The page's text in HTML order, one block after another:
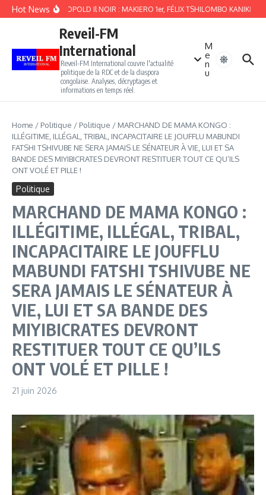
Aller au contenu
Hot News
CRUEL LÉOPOLD Il NOIR : MAKIERO 1er, FÉLIX TSHILOMBO KANIKI
Reveil-FM
International
Reveil-FM International couvre l'actualité
politique de la RDC et de la diaspora
congolaise. Analyses, décryptages et
informations en temps réel.
M
e
n
u
Home / Politique / Politique / MARCHAND DE MAMA KONGO :
ILLÉGITIME, ILLÉGAL, TRIBAL, INCAPACITAIRE LE JOUFFLU MABUNDI
FATSHI TSHIVUBE NE SERA JAMAIS LE SÉNATEUR À VIE, LUI ET SA
BANDE DES MIYIBICRATES DEVRONT RESTITUER TOUT CE QU’ILS
ONT VOLÉ ET PILLE !
Politique
MARCHAND DE MAMA KONGO :
ILLÉGITIME, ILLÉGAL, TRIBAL,
INCAPACITAIRE LE JOUFFLU
MABUNDI FATSHI TSHIVUBE NE
SERA JAMAIS LE SÉNATEUR À
VIE, LUI ET SA BANDE DES
MIYIBICRATES DEVRONT
RESTITUER TOUT CE QU’ILS
ONT VOLÉ ET PILLE !
21 juin 2026